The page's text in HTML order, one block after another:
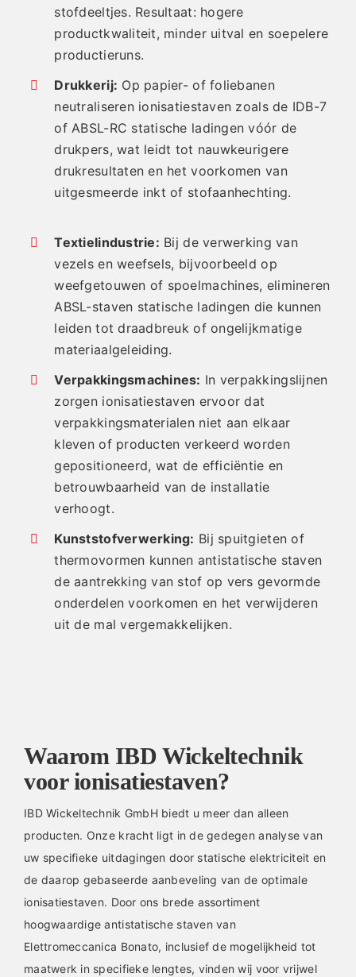
stofdeeltjes. Resultaat: hogere
productkwaliteit, minder uitval en soepelere
productieruns.
Drukkerij: Op papier- of foliebanen
neutraliseren ionisatiestaven zoals de IDB-7
of ABSL-RC statische ladingen vóór de
drukpers, wat leidt tot nauwkeurigere
drukresultaten en het voorkomen van
uitgesmeerde inkt of stofaanhechting.
Textielindustrie: Bij de verwerking van
vezels en weefsels, bijvoorbeeld op
weefgetouwen of spoelmachines, elimineren
ABSL-staven statische ladingen die kunnen
leiden tot draadbreuk of ongelijkmatige
materiaalgeleiding.
Verpakkingsmachines: In verpakkingslijnen
zorgen ionisatiestaven ervoor dat
verpakkingsmaterialen niet aan elkaar
kleven of producten verkeerd worden
gepositioneerd, wat de efficiëntie en
betrouwbaarheid van de installatie
verhoogt.
Kunststofverwerking: Bij spuitgieten of
thermovormen kunnen antistatische staven
de aantrekking van stof op vers gevormde
onderdelen voorkomen en het verwijderen
uit de mal vergemakkelijken.
Waarom IBD Wickeltechnik
voor ionisatiestaven?
IBD Wickeltechnik GmbH biedt u meer dan alleen
producten. Onze kracht ligt in de gedegen analyse van
uw specifieke uitdagingen door statische elektriciteit en
de daarop gebaseerde aanbeveling van de optimale
ionisatiestaven. Door ons brede assortiment
hoogwaardige antistatische staven van
Elettromeccanica Bonato, inclusief de mogelijkheid tot
maatwerk in specifieke lengtes, vinden wij voor vrijwel